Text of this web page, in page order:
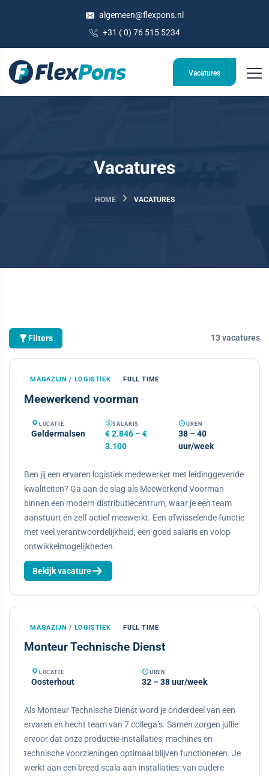
algemeen@flexpons.nl
+31 ( 0) 76 515 5234
Vacatures
Vacatures
HOME VACATURES
Filters 13 vacatures
MAGAZIJN / LOGISTIEK FULL TIME
Meewerkend voorman
LOCATIE
Geldermalsen
SALARIS
€ 2.846 – €
3.100
UREN
38 – 40
uur/week
Ben jij een ervaren logistiek medewerker met leidinggevende
kwaliteiten? Ga aan de slag als Meewerkend Voorman
binnen een modern distributiecentrum, waar je een team
aanstuurt én zelf actief meewerkt. Een afwisselende functie
met veel verantwoordelijkheid, een goed salaris en volop
ontwikkelmogelijkheden.
Bekijk vacature
MAGAZIJN / LOGISTIEK FULL TIME
Monteur Technische Dienst
LOCATIE
Oosterhout
UREN
32 – 38 uur/week
Als Monteur Technische Dienst word je onderdeel van een
ervaren en hecht team van 7 collega’s. Samen zorgen jullie
ervoor dat onze productie-installaties, machines en
technische voorzieningen optimaal blijven functioneren. Je
werkt aan een breed scala aan installaties: van oudere